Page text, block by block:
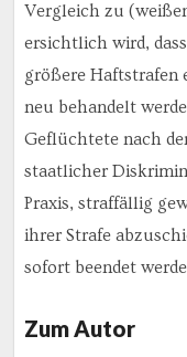
Vergleich zu
ersichtlich wird,
größere Haftstrafen
neu behandelt
Geflüchtete nach
staatlicher
Praxis, straffällig
ihrer Strafe
sofort beendet
Zum Autor